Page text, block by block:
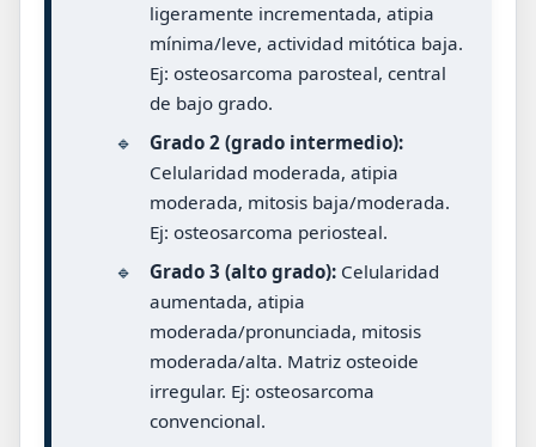
ligeramente incrementada, atipia
mínima/leve, actividad mitótica baja.
Ej: osteosarcoma parosteal, central
de bajo grado.
🔹
Grado 2 (grado intermedio):
Celularidad moderada, atipia
moderada, mitosis baja/moderada.
Ej: osteosarcoma periosteal.
🔹
Grado 3 (alto grado):Celularidad
aumentada, atipia
moderada/pronunciada, mitosis
moderada/alta. Matriz osteoide
irregular. Ej: osteosarcoma
convencional.